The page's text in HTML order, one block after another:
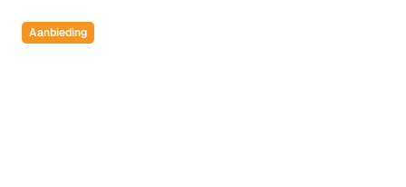
Aanbieding